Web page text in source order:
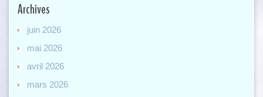
Archives
juin 2026
mai 2026
avril 2026
mars 2026